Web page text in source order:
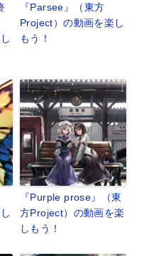
『Parsee』（東方
Project）の動画を楽し
もう！
『Purple prose』（東
方Project）の動画を楽
しもう！